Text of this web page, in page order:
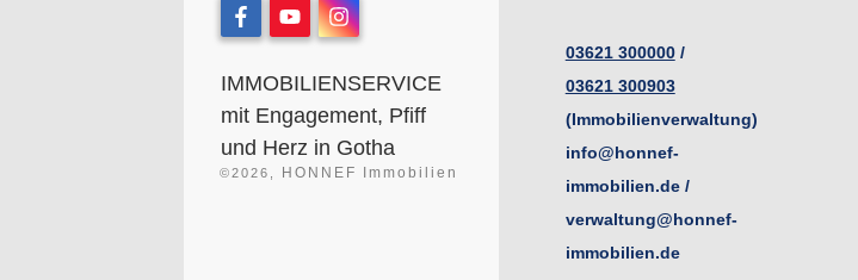
IMMOBILIENSERVICE
mit Engagement, Pfiff
und Herz in Gotha
©2026 HONNEF Immobilien
03621 300000/
03621 300903
(Immobilienverwaltung)
info@honnef-
immobilien.de /
verwaltung@honnef-
immobilien.de